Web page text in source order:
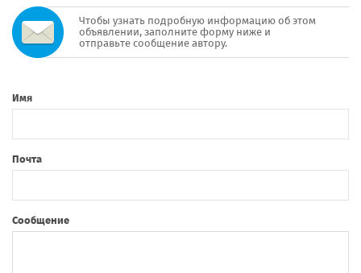
Чтобы узнать подробную информацию об этом
объявлении, заполните форму ниже и
отправьте сообщение автору.
Имя
Почта
Сообщение